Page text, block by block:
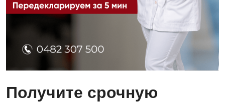
Получите срочную